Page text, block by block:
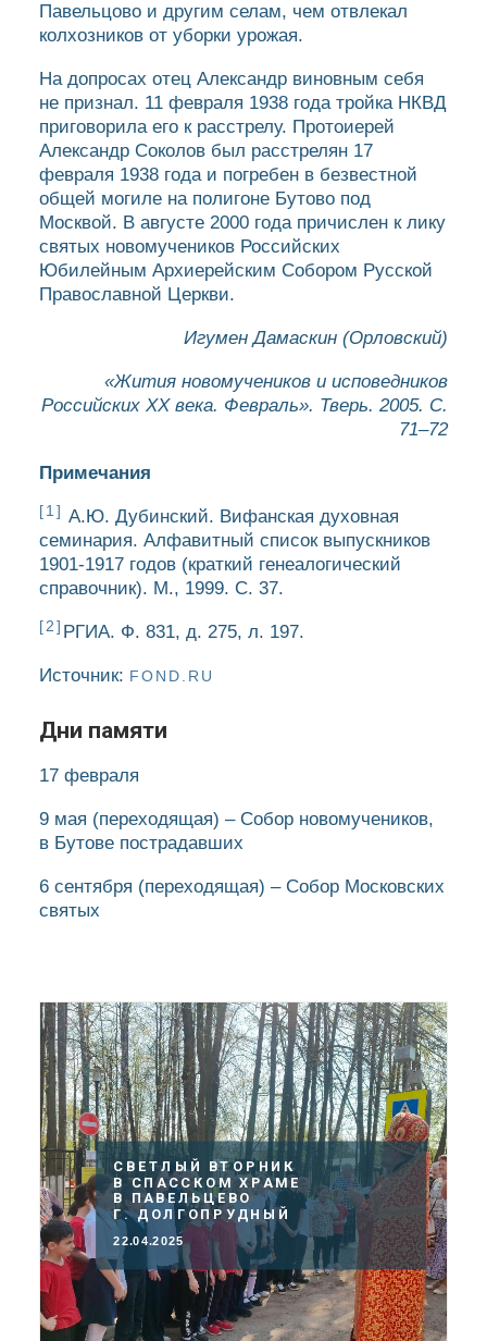
Павельцово и другим селам, чем отвлекал
колхозников от уборки урожая.
На допросах отец Александр виновным себя
не признал. 11 февраля 1938 года тройка НКВД
приговорила его к расстрелу. Протоиерей
Александр Соколов был расстрелян 17
февраля 1938 года и погребен в безвестной
общей могиле на полигоне Бутово под
Москвой. В августе 2000 года причислен к лику
святых новомучеников Российских
Юбилейным Архиерейским Собором Русской
Православной Церкви.
Игумен Дамаскин (Орловский)
«Жития новомучеников и исповедников
Российских ХХ века. Февраль». Тверь. 2005. С.
71–72
Примечания
[1] А.Ю. Дубинский. Вифанская духовная
семинария. Алфавитный список выпускников
1901-1917 годов (краткий генеалогический
справочник). М., 1999. С. 37.
[2] РГИА. Ф. 831, д. 275, л. 197.
Источник: FOND.RU
Дни памяти
17 февраля
9 мая (переходящая) – Собор новомучеников,
в Бутове пострадавших
6 сентября (переходящая) – Собор Московских
святых
СВЕТЛЫЙ ВТОРНИК
В СПАССКОМ ХРАМЕ
В ПАВЕЛЬЦЕВО
Г. ДОЛГОПРУДНЫЙ
22.04.2025